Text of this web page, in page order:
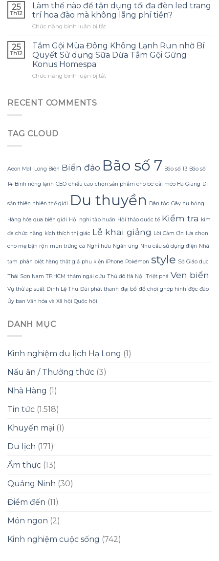
và
tránh
những
sai
thường
gặp?
con
đây
là
tôi
ước
sớm
thế
để
tạo
một
bông
lồ
hình
dáng?
25
Th12
Làm thế nào để tận dụng tối đa đèn led trang
trí hoa đào mà không lãng phí tiền?
Chức năng bình luận bị tắtở
thế
nào
để
dụng
không
lãng
tiền?
25
Th12
Tắm Gội Mùa Đông Không Lạnh Run nhờ Bí
Quyết Sử dụng Sữa Dừa Tắm Gội Gừng
Konus Homespa
Chức năng bình luận bị tắtở
Quyết
Sử
Sữa
Tắm
Gừng
Homespa
RECENT COMMENTS
TAG CLOUD
Aeon Mall Long Biên Biển đảo Bão số 7 Bão số 13 Bão số
14 Bình nóng lạnh CEO chiều cao chọn sản phẩm cho bé cải mèo Hà Giang Di
sản thiên nhiên thế giới Du thuyền Dân tộc Gây hư hỏng
Hàng hóa qua biên giới Hội nghị tập huấn Hội thảo quốc tế Kiểm tra kìm
đa chức năng kích thích thị giác Lễ khai giảng Lời Cảm Ơn lựa chọn
cho mẹ bận rộn mụn trứng cá Nghỉ hưu Ngăn úng Nhu cầu sử dụng điện Nhà
tạm phân biệt hàng thật giả phụ kiện iPhone Pokémon style Sở Giáo dục
Thái Sơn Nam TP.HCM thảm ngải cứu Thủ đô Hà Nội Triệt phá Ven biển
Vụ thử áp suất Đinh Lệ Thu Đài phát thanh đại bổ đồ chơi ghép hình độc đáo
Ủy ban Văn hóa và Xã hội Quốc hội
DANH MỤC
Kinh nghiệm du lịch Hạ Long (1)
Nấu ăn / Thưởng thức (3)
Nhà Hàng (1)
Tin tức (1.518)
Khuyến mại (1)
Du lịch (171)
Ẩm thực (13)
Quảng Ninh (30)
Điểm đến (11)
Món ngon (2)
Kinh nghiệm cuộc sống (742)